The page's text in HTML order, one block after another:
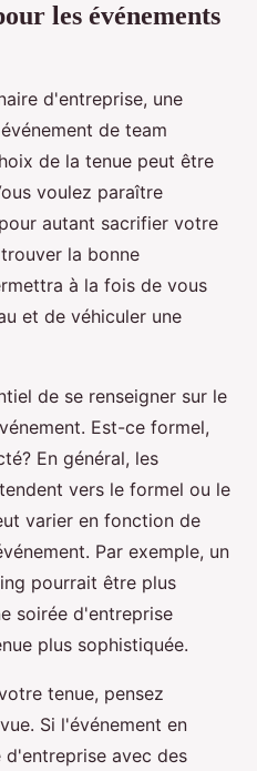
les événements
d'entreprise, une
de team
de la tenue peut être
voulez paraître
autant sacrifier votre
la bonne
à la fois de vous
et de véhiculer une
de se renseigner sur le
Est-ce formel,
En général, les
vers le formel ou le
varier en fonction de
Par exemple, un
pourrait être plus
soirée d'entreprise
plus sophistiquée.
tenue, pensez
Si l'événement en
d'entreprise avec des